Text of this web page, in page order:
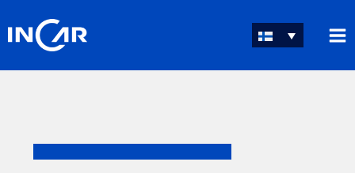
sisältöön